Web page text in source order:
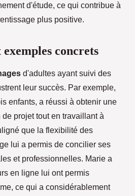
d'étude, ce qui contribue à
plus positive.
concrets
d'adultes ayant suivi des
leur succès. Par exemple,
enfants, a réussi à obtenir une
projet tout en travaillant à
que la flexibilité des
lui a permis de concilier ses
et professionnelles. Marie a
en ligne lui ont permis
ce qui a considérablement